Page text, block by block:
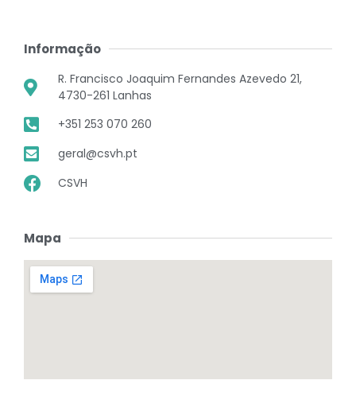
Informação
R. Francisco Joaquim Fernandes Azevedo 21,
4730-261 Lanhas
+351 253 070 260
geral@csvh.pt
CSVH
Mapa